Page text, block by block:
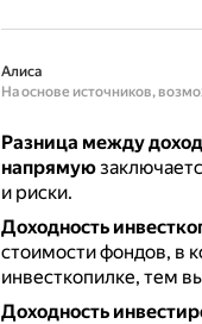
Алиса
На основе источников,
Разница между
напрямую
и риски.
Доходность
стоимости фондов, в
инвесткопилке, тем
Доходность